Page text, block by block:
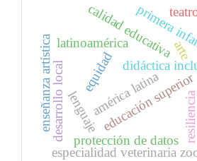
didáctica
educación superior
américa latina
equidad
resiliencia
calidad educativa
latinoamérica
especialidad veterinaria
protección de datos
lenguaje
primeraarte
enseñanza artísticadesarrollo local